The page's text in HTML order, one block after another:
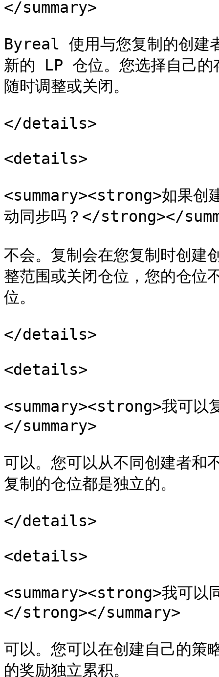
</summary>
Byreal 使用与您复制的创建
新的 LP 仓位。您选择自己的
随时调整或关闭。
</details>
<details>
<summary><strong>如果创
动同步吗？</strong></
不会。复制会在您复制时创建
整范围或关闭仓位，您的仓位
位。
</details>
<details>
<summary><strong>我可
</summary>
可以。您可以从不同创建者和
复制的仓位都是独立的。
</details>
<details>
<summary><strong>我可以
</strong></summary>
可以。您可以在创建自己的策
的奖励独立累积。